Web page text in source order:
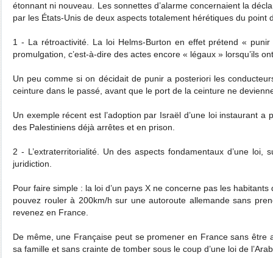
étonnant ni nouveau. Les sonnettes d’alarme concernaient la
par les États-Unis de deux aspects totalement hérétiques du point
1 - La rétroactivité. La loi Helms-Burton en effet prétend «
promulgation, c’est-à-dire des actes encore « légaux » lorsqu’ils
Un peu comme si on décidait de punir a posteriori les
ceinture dans le passé, avant que le port de la ceinture ne
Un exemple récent est l’adoption par Israël d’une loi instaurant a
des Palestiniens déjà arrêtes et en prison.
2 - L’extraterritorialité. Un des aspects fondamentaux d’une loi,
juridiction.
Pour faire simple : la loi d’un pays X ne concerne pas les habitants
pouvez rouler à 200km/h sur une autoroute allemande sans
revenez en France.
De même, une Française peut se promener en France sans être
sa famille et sans crainte de tomber sous le coup d’une loi de